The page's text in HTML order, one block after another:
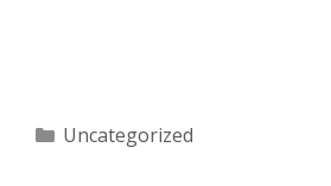
Uncategorized